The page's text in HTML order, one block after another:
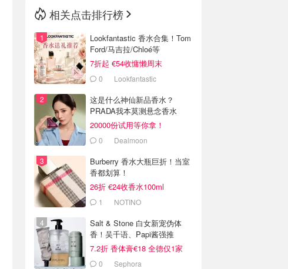
相关点击排行榜
Lookfantastic 香水合集！Tom
Ford/马吉拉/Chloé等
7折起 €54收慵懒周末
0 Lookfantastic
这是什么神仙新品香水？
PRADA我本莫测悬念香水
20000份试用等你拿！
0 Dealmoon
Burberry 香水大瓶巨折！当室
香都划算！
26折 €24收香水100ml
1 NOTINO
Salt & Stone 白女新宠伪体
香！吴千语、Papi酱强推
7.2折 香体膏€18 全德仅1家
0 Sephora